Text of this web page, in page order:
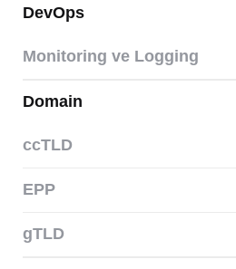
DevOps
Monitoring ve Logging
Domain
ccTLD
EPP
gTLD